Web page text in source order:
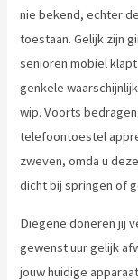
nie bekend, echter
toestaan. Gelijk zijn
senioren mobiel
genkele
wip. Voorts
telefoontoestel
zweven, omda u
dicht bij springen of
Diegene doneren jij
gewenst uur gelijk
jouw huidige